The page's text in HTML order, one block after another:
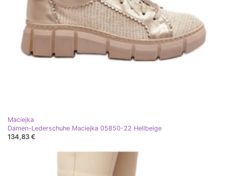
Maciejka
Damen-Lederschuhe Maciejka 05850-22 Hellbeige
134,83 €